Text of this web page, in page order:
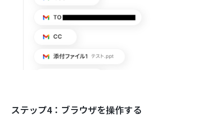
ステップ4：ブラウザを操作する